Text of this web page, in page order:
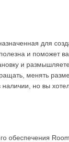
для
и поможет
и
менять
но вы
обеспечения